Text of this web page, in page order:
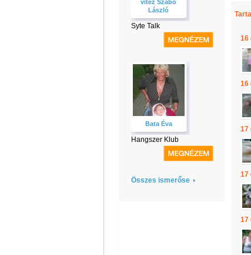
vitéz Szabó
László
Syte Talk
Bata Éva
Hangszer Klub
Összes ismerőse
16
16
17
17
17